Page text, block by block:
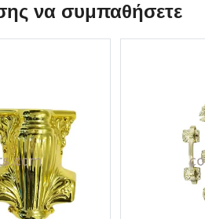
να συμπαθήσετε